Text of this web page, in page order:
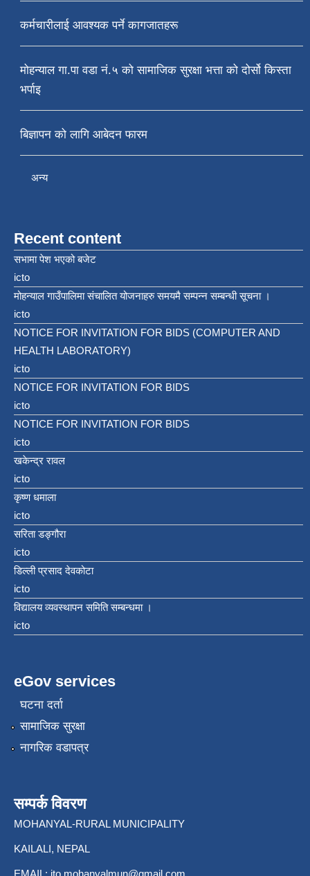
कर्मचारीलाई आवश्यक पर्ने कागजातहरू
मोहन्याल गा.पा वडा नं.५ को सामाजिक सुरक्षा भत्ता को दोर्सो किस्ता
भर्पाइ
बिज्ञापन को लागि आबेदन फारम
अन्य
Recent content
सभामा पेश भएको बजेट
icto
मोहन्याल गाउँपालिमा संचालित योजनाहरु समयमै सम्पन्न सम्बन्धी सूचना ।
icto
NOTICE FOR INVITATION FOR BIDS (COMPUTER AND
HEALTH LABORATORY)
icto
NOTICE FOR INVITATION FOR BIDS
icto
NOTICE FOR INVITATION FOR BIDS
icto
खकेन्द्र रावल
icto
कृष्ण धमाला
icto
सरिता डङ्गौरा
icto
डिल्ली प्रसाद देवकोटा
icto
विद्यालय व्यवस्थापन समिति सम्बन्धमा ।
icto
eGov services
घटना दर्ता
सामाजिक सुरक्षा
नागरिक वडापत्र
सम्पर्क विवरण
MOHANYAL-RURAL MUNICIPALITY
KAILALI, NEPAL